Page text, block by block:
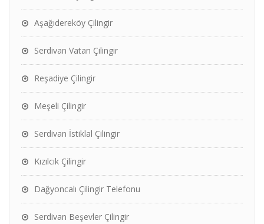
Aşağıdereköy Çilingir
Serdivan Vatan Çilingir
Reşadiye Çilingir
Meşeli Çilingir
Serdivan İstiklal Çilingir
Kızılcık Çilingir
Dağyoncalı Çilingir Telefonu
Serdivan Beşevler Çilingir